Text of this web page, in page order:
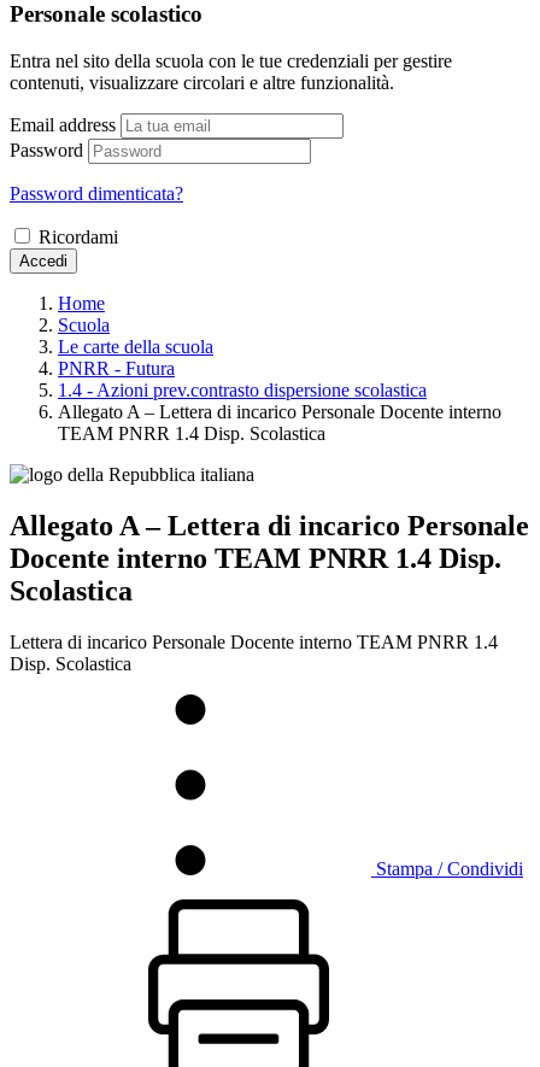
Personale scolastico
Entra nel sito della scuola con le tue credenziali per gestire
contenuti, visualizzare circolari e altre funzionalità.
Email address
Password
Password dimenticata?
Ricordami
Accedi
Home
Scuola
Le carte della scuola
PNRR - Futura
1.4 - Azioni prev.contrasto dispersione scolastica
Allegato A – Lettera di incarico Personale Docente interno
TEAM PNRR 1.4 Disp. Scolastica
Allegato A – Lettera di incarico Personale
Docente interno TEAM PNRR 1.4 Disp.
Scolastica
Lettera di incarico Personale Docente interno TEAM PNRR 1.4
Disp. Scolastica
Stampa / Condividi